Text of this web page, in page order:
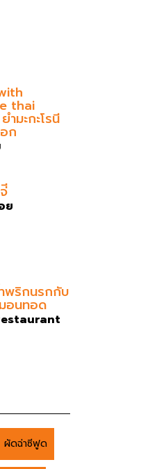
thai
มะกะโรนี
ก
ย
พริกนรกกับ
อนทอด
ผัดฉ่าซีฟูด